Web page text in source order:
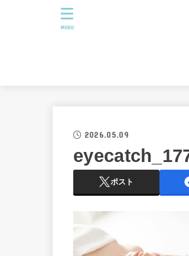
MENU
2026.05.09
ポスト